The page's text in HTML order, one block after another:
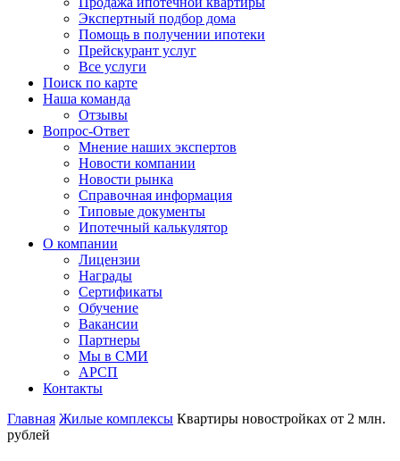
Экспертный подбор дома
Помощь в получении ипотеки
Прейскурант услуг
Все услуги
Поиск по карте
Наша команда
Отзывы
Вопрос-Ответ
Мнение наших экспертов
Новости компании
Новости рынка
Справочная информация
Типовые документы
Ипотечный калькулятор
О компании
Лицензии
Награды
Сертификаты
Обучение
Вакансии
Партнеры
Мы в СМИ
АРСП
Контакты
Главная Жилые комплексы Квартиры новостройках от 2 млн.
рублей